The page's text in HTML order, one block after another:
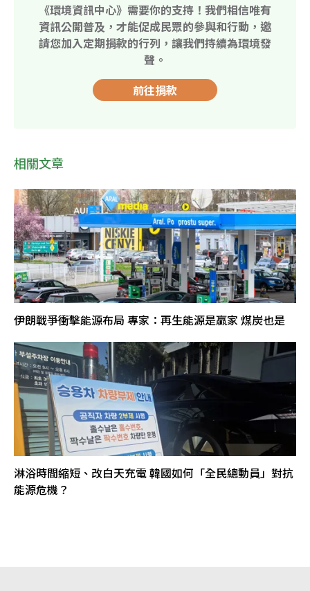
《環境資訊中心》需要你的支持！我們相信唯有
資訊公開普及，才能促成民眾的參與和行動，邀
請您加入定期捐款的行列，讓我們持續為環境發
聲。
前往捐款
相關文章
伊朗戰爭衝擊能源布局 專家：再生能源是贏家 煤炭也是
淋浴時間縮短、改白天充電 韓國如何「全民總動員」對抗
能源危機？